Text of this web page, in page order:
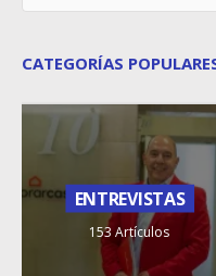
CATEGORÍAS
ENTREVISTAS
153 Artículos